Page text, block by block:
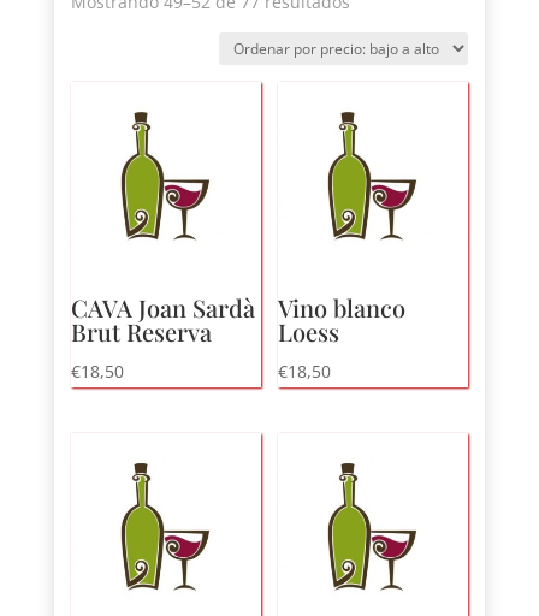
precio:
a
alto
CAVA Joan Sardà
Brut Reserva
€18,50
Vino blanco
Loess
€18,50